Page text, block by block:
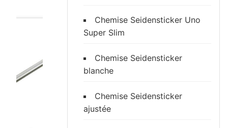
Chemise Seidensticker Uno
Super Slim
Chemise Seidensticker
blanche
Chemise Seidensticker
ajustée